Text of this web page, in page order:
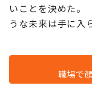
真剣につきあうこ
その話を聞いて
うな未来は手に